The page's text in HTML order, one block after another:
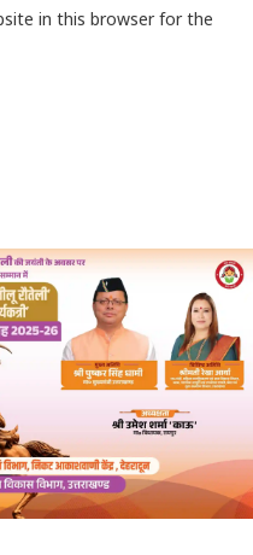
in this browser for the